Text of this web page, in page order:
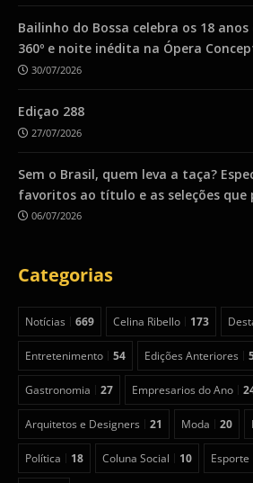
Bailinho do Bossa celebra os 18
360º e noite inédita na Ópera
30/07/2026
Ediçao 288
27/07/2026
Sem o Brasil, quem leva a taça?
favoritos ao título e as seleções que
06/07/2026
Categorias
Notícias 669 Celina Ribello 173
Entretenimento 54 Edições Anteriores
Gastronomia 27 Empresarios do Ano
Arquitetos e Designers 21 Moda 20
Política 18 Coluna Social 10 Esporte